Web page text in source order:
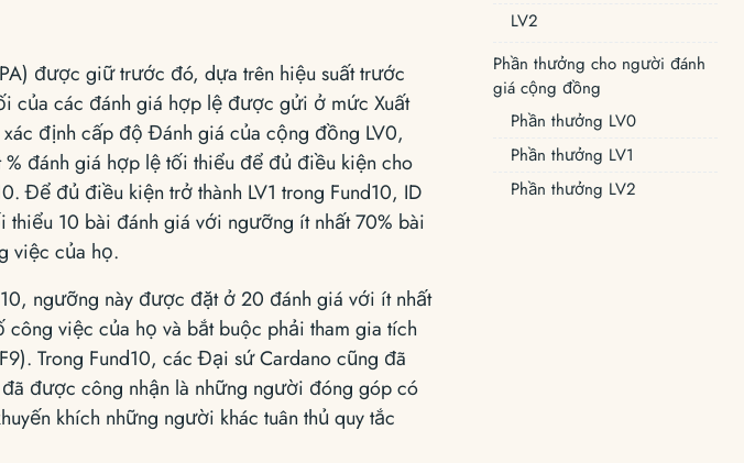
LV2
Phần thưởng cho người đánh
giá cộng đồng
Phần thưởng LV0
Phần thưởng LV1
Phần thưởng LV2
được giữ trước đó, dựa trên hiệu suất trước
của các đánh giá hợp lệ được gửi ở mức Xuất
định cấp độ Đánh giá của cộng đồng LV0,
% đánh giá hợp lệ tối thiểu để đủ điều kiện cho
Để đủ điều kiện trở thành LV1 trong Fund10, ID
10 bài đánh giá với ngưỡng ít nhất 70% bài
việc của họ.
ngưỡng này được đặt ở 20 đánh giá với ít nhất
việc của họ và bắt buộc phải tham gia tích
Trong Fund10, các Đại sứ Cardano cũng đã
được công nhận là những người đóng góp có
khích những người khác tuân thủ quy tắc